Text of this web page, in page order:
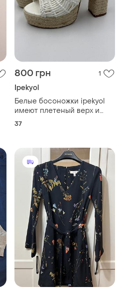
800 грн 1
Ipekyol
Белые босоножки ipekyol
имеют плетеный верх и
высокую платформу с
37